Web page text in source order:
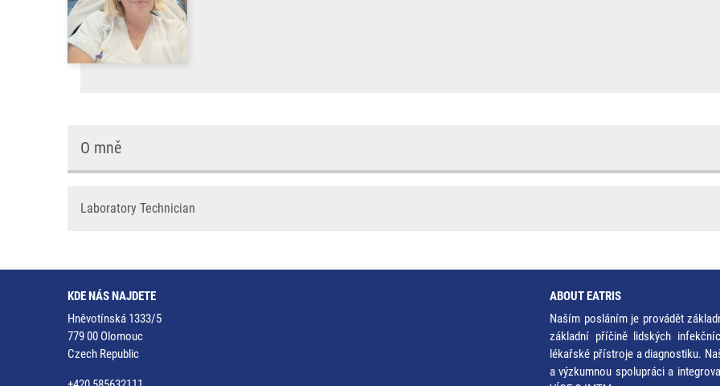
O mně
Laboratory Technician
KDE NÁS NAJDETE
Hněvotínská 1333/5
779 00 Olomouc
Czech Republic
ABOUT EATRIS
Naším posláním je provádět
základní příčině lidských
lékařské přístroje a diagnostiku.
a výzkumnou spolupráci a